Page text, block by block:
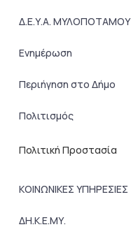
Δ.Ε.Υ.Α. ΜΥΛΟΠΟΤΑΜΟΥ
Ενημέρωση
Περιήγηση στο Δήμο
Πολιτισμός
Πολιτική Προστασία
ΚΟΙΝΩΝΙΚΕΣ ΥΠΗΡΕΣΙΕΣ
ΔΗ.Κ.Ε.ΜΥ.